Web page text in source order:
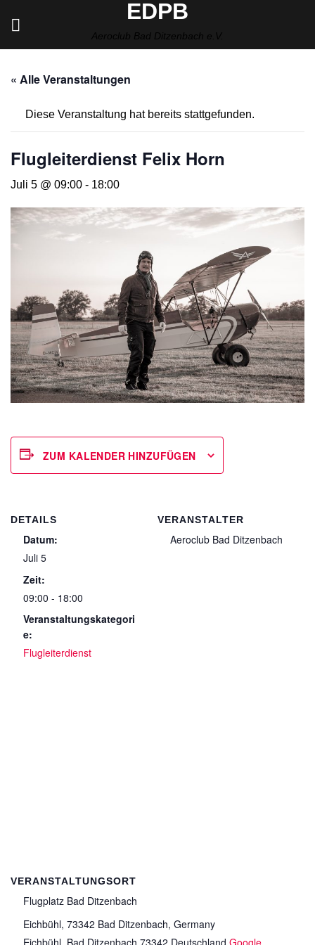
EDPB
Aeroclub Bad Ditzenbach e.V.
« Alle Veranstaltungen
Diese Veranstaltung hat bereits stattgefunden.
Flugleiterdienst Felix Horn
Juli 5 @ 09:00 - 18:00
ZUM KALENDER HINZUFÜGEN
DETAILS
Datum:
Juli 5
Zeit:
09:00 - 18:00
Veranstaltungskategori
e:
Flugleiterdienst
VERANSTALTER
Aeroclub Bad Ditzenbach
VERANSTALTUNGSORT
Flugplatz Bad Ditzenbach
Eichbühl, 73342 Bad Ditzenbach, Germany
Eichbühl Bad Ditzenbach 73342 Deutschland Google